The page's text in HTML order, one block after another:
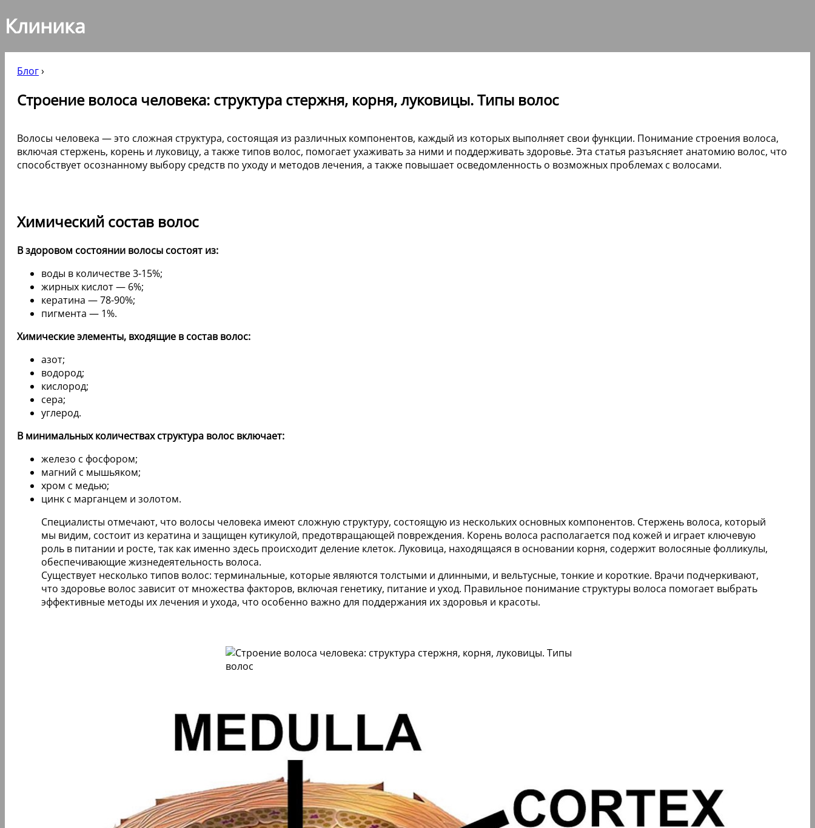
Клиника
Блог›
Строение волоса человека: структура стержня, корня, луковицы. Типы волос
Волосы человека — это сложная структура, состоящая из различных компонентов, каждый из которых выполняет свои функции. Понимание строения волоса,
включая стержень, корень и луковицу, а также типов волос, помогает ухаживать за ними и поддерживать здоровье. Эта статья разъясняет анатомию волос, что
способствует осознанному выбору средств по уходу и методов лечения, а также повышает осведомленность о возможных проблемах с волосами.
Химический состав волос
В здоровом состоянии волосы состоят из:
воды в количестве 3-15%;
жирных кислот — 6%;
кератина — 78-90%;
пигмента — 1%.
Химические элементы, входящие в состав волос:
азот;
водород;
кислород;
сера;
углерод.
В минимальных количествах структура волос включает:
железо с фосфором;
магний с мышьяком;
хром с медью;
цинк с марганцем и золотом.
Специалисты отмечают, что волосы человека имеют сложную структуру, состоящую из нескольких основных компонентов. Стержень волоса, который
мы видим, состоит из кератина и защищен кутикулой, предотвращающей повреждения. Корень волоса располагается под кожей и играет ключевую
роль в питании и росте, так как именно здесь происходит деление клеток. Луковица, находящаяся в основании корня, содержит волосяные фолликулы,
обеспечивающие жизнедеятельность волоса.
Существует несколько типов волос: терминальные, которые являются толстыми и длинными, и вельтусные, тонкие и короткие. Врачи подчеркивают,
что здоровье волос зависит от множества факторов, включая генетику, питание и уход. Правильное понимание структуры волоса помогает выбрать
эффективные методы их лечения и ухода, что особенно важно для поддержания их здоровья и красоты.